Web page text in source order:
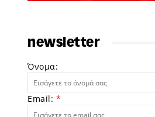
newsletter
Όνομα:
Email: *